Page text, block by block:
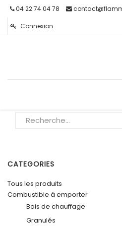
04 22 74 04 78
Connexion
CATEGORIES
Tous les produits
Combustible à emporter
Bois de chauffage
Granulés